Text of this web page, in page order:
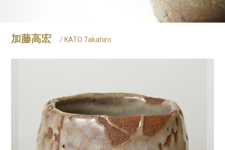
加藤高宏 / KATO Takahiro